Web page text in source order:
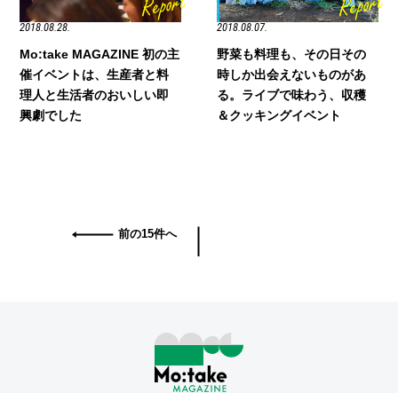
2018.08.28.
Mo:take MAGAZINE 初の主
催イベントは、生産者と料
理人と生活者のおいしい即
興劇でした
2018.08.07.
野菜も料理も、その日その
時しか出会えないものがあ
る。ライブで味わう、収穫
＆クッキングイベント
前の15件へ